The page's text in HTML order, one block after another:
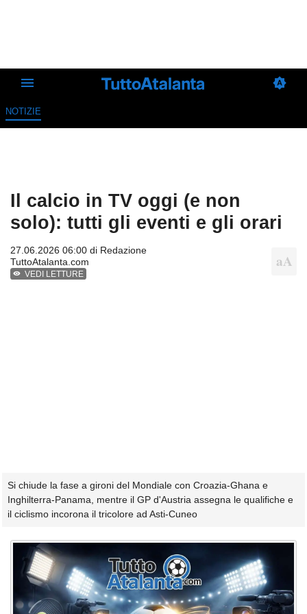
NOTIZIE
Il calcio in TV oggi (e non
solo): tutti gli eventi e gli orari
27.06.2026 06:00 di Redazione
TuttoAtalanta.com
VEDI LETTURE
Si chiude la fase a gironi del Mondiale con Croazia-Ghana e
Inghilterra-Panama, mentre il GP d'Austria assegna le qualifiche e
il ciclismo incorona il tricolore ad Asti-Cuneo